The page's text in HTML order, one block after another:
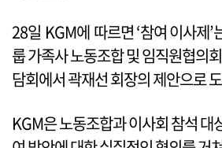
28일 KGM에 따르면 ‘참여 이사제’
룹 가족사 노동조합 및 임직원협의
담회에서 곽재선 회장의 제안으로
KGM은 노동조합과 이사회 참석 대